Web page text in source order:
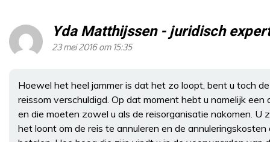
Yda Matthijssen - juridisch
23 mei 2016 om 15:35
Hoewel het heel jammer is dat het zo loopt, bent u toch
reissom verschuldigd. Op dat moment hebt u namelijk
en die moeten zowel u als de reisorganisatie nakomen. U
het loont om de reis te annuleren en de